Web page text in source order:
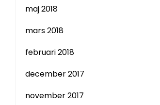
maj 2018
mars 2018
februari 2018
december 2017
november 2017